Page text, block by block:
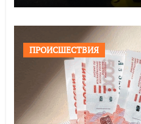
ПРОИСШЕСТВИЯ